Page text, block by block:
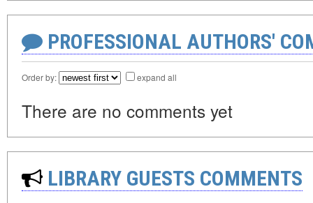
PROFESSIONAL AUTHORS'
Order by: expand all
There are no comments yet
LIBRARY GUESTS COMMENTS